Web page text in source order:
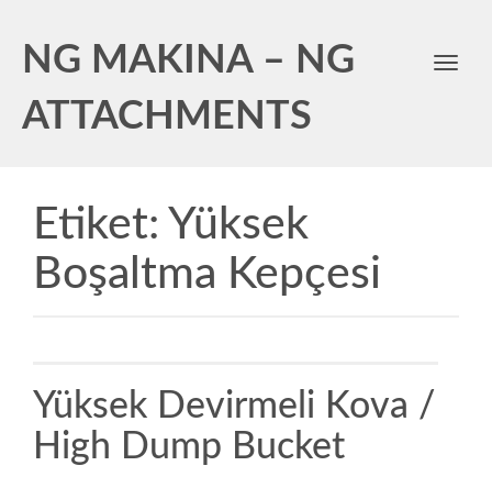
NG MAKINA – NG
ATTACHMENTS
Toggle
Etiket: Yüksek
Boşaltma Kepçesi
Yüksek Devirmeli Kova /
High Dump Bucket